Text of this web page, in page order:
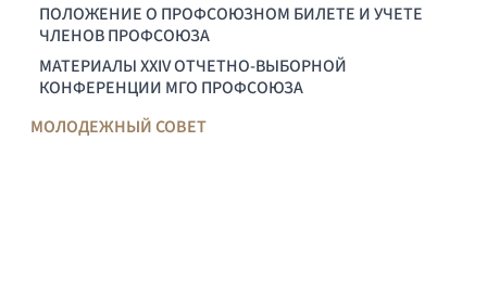
ПОЛОЖЕНИЕ О ПРОФСОЮЗНОМ БИЛЕТЕ И УЧЕТЕ
ЧЛЕНОВ ПРОФСОЮЗА
МАТЕРИАЛЫ XXIV ОТЧЕТНО-ВЫБОРНОЙ
КОНФЕРЕНЦИИ МГО ПРОФСОЮЗА
МОЛОДЕЖНЫЙ СОВЕТ